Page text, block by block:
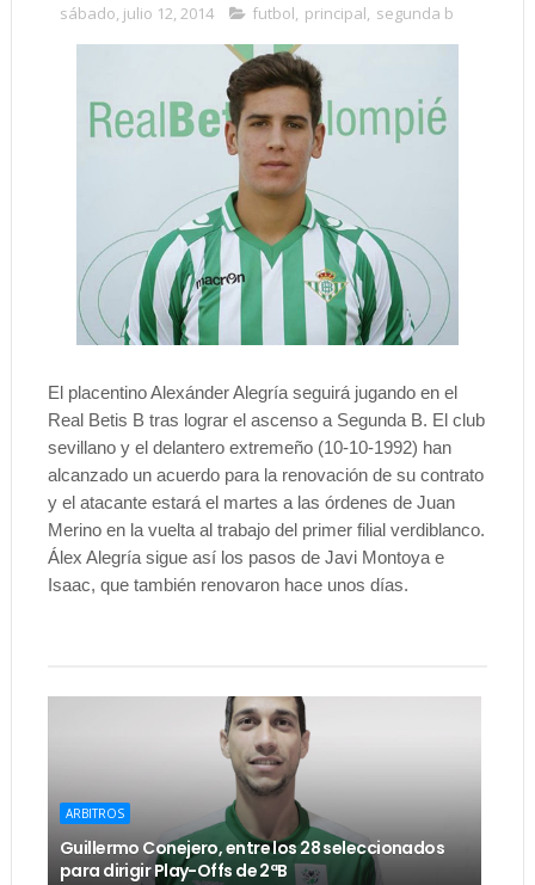
sábado, julio 12, 2014 futbol, principal, segunda b
El placentino Alexánder Alegría seguirá jugando en el
Real Betis B tras lograr el ascenso a Segunda B. El club
sevillano y el delantero extremeño (10-10-1992) han
alcanzado un acuerdo para la renovación de su contrato
y el atacante estará el martes a las órdenes de Juan
Merino en la vuelta al trabajo del primer filial verdiblanco.
Álex Alegría sigue así los pasos de Javi Montoya e
Isaac, que también renovaron hace unos días.
ARBITROS
Guillermo Conejero, entre los 28 seleccionados
para dirigir Play-Offs de 2ªB